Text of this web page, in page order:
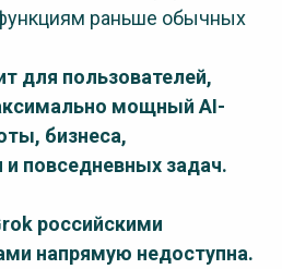
раньше обычных
для пользователей,
мощный AI-
бизнеса,
повседневных задач.
российскими
напрямую недоступна.